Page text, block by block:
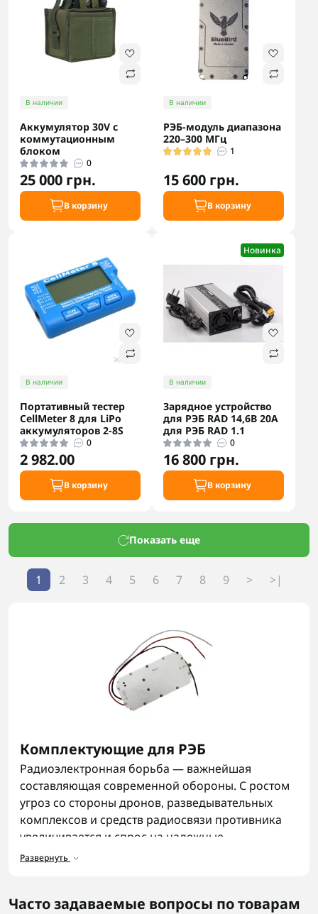
В наличии
Аккумулятор 30V с
коммутационным
блоком
0
25 000 грн.
В корзину
В наличии
РЭБ-модуль диапазона
220–300 МГц
1
15 600 грн.
В корзину
В наличии
Портативный тестер
CellMeter 8 для LiPo
аккумуляторов 2-8S
0
2 982.00
В корзину
Новинка
В наличии
Зарядное устройство
для РЭБ RAD 14,6В 20А
для РЭБ RAD 1.1
0
16 800 грн.
В корзину
Показать еще
1 2 3 4 5 6 7 8 9 > >|
Комплектующие для РЭБ
Радиоэлектронная борьба — важнейшая
составляющая современной обороны. С ростом
угроз со стороны дронов, разведывательных
комплексов и средств радиосвязи противника
увеличивается и спрос на надежные
комплектующие для РЭБ. Эти компоненты
подавление сигнала и долговечность техники
Развернуть
Часто задаваемые вопросы по товарам